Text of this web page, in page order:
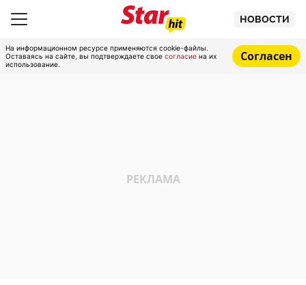
НОВОСТИ
На информационном ресурсе применяются cookie-файлы.
Оставаясь на сайте, вы подтверждаете свое согласие на их
использование.
Согласен